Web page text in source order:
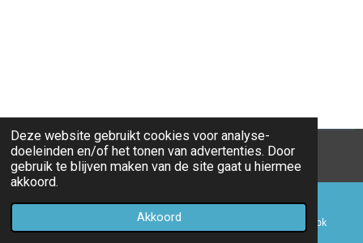
Deze website gebruikt cookies voor analyse-
doeleinden en/of het tonen van advertenties. Door
gebruik te blijven maken van de site gaat u hiermee
akkoord.
Akkoord
© 2017 - 2026 op1lijn.nu
Telefoonnummer Facebook